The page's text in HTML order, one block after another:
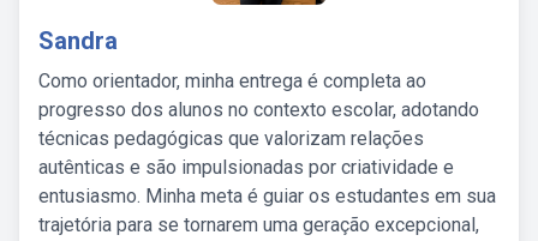
Sandra
Como orientador, minha entrega é completa ao
progresso dos alunos no contexto escolar, adotando
técnicas pedagógicas que valorizam relações
autênticas e são impulsionadas por criatividade e
entusiasmo. Minha meta é guiar os estudantes em sua
trajetória para se tornarem uma geração excepcional,